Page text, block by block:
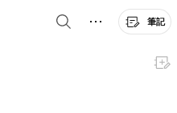
筆記